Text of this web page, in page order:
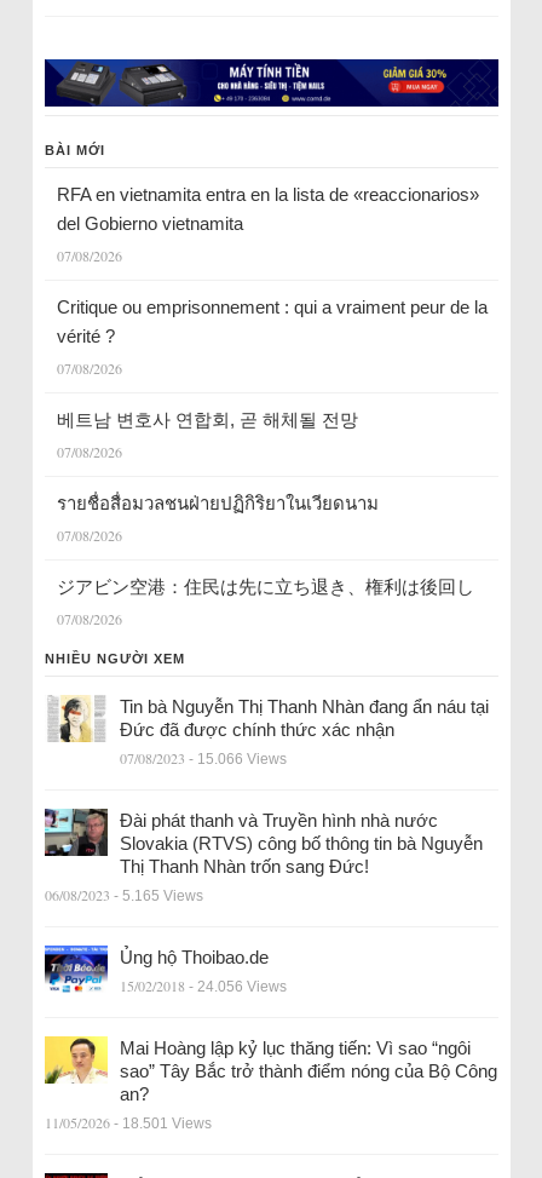
BÀI MỚI
RFA en vietnamita entra en la lista de «reaccionarios»
del Gobierno vietnamita
07/08/2026
Critique ou emprisonnement : qui a vraiment peur de la
vérité ?
07/08/2026
베트남 변호사 연합회, 곧 해체될 전망
07/08/2026
รายชื่อสื่อมวลชนฝ่ายปฏิกิริยาในเวียดนาม
07/08/2026
ジアビン空港：住民は先に立ち退き、権利は後回し
07/08/2026
NHIỀU NGƯỜI XEM
Tin bà Nguyễn Thị Thanh Nhàn đang ẩn náu tại
Đức đã được chính thức xác nhận
07/08/2023 - 15.066 Views
Đài phát thanh và Truyền hình nhà nước
Slovakia (RTVS) công bố thông tin bà Nguyễn
Thị Thanh Nhàn trốn sang Đức!
06/08/2023 - 5.165 Views
Ủng hộ Thoibao.de
15/02/2018 - 24.056 Views
Mai Hoàng lập kỷ lục thăng tiến: Vì sao “ngôi
sao” Tây Bắc trở thành điểm nóng của Bộ Công
an?
11/05/2026 - 18.501 Views